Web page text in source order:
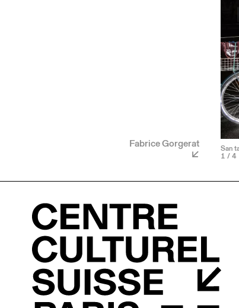
Fabrice Gorgerat San
1 / 4